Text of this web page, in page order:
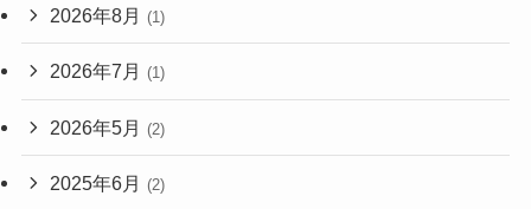
2026年8月 (1)
2026年7月 (1)
2026年5月 (2)
2025年6月 (2)